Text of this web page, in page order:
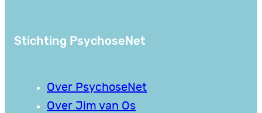
Stichting PsychoseNet
Over PsychoseNet
Over Jim van Os